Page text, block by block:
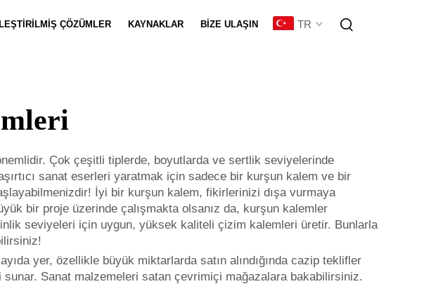
ÇÖZÜMLER KAYNAKLAR BIZE ULAŞIN TR
Çok çeşitli tiplerde, boyutlarda ve sertlik seviyelerinde
sanat eserleri yaratmak için sadece bir kurşun kalem ve bir
İyi bir kurşun kalem, fikirlerinizi dışa vurmaya
bir proje üzerinde çalışmakta olsanız da, kurşun kalemler
seviyeleri için uygun, yüksek kaliteli çizim kalemleri üretir. Bunlarla
yer, özellikle büyük miktarlarda satın alındığında cazip teklifler
Sanat malzemeleri satan çevrimiçi mağazalara bakabilirsiniz.